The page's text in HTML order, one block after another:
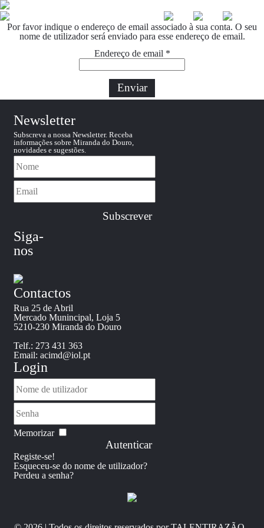
Por favor indique o endereço de email associado à sua conta. O seu
nome de utilizador será enviado para esse endereço de email.
Endereço de email*
Enviar
Newsletter
Subscreva a nossa Newsletter. Receba
informações sobre Miranda do Douro,
novidades e sugestões.
Siga-
nos
Contactos
Rua 25 de Abril
Mercado Munincipal, Loja 5
5210-230 Miranda do Douro
Telf.: 273 431 363
Email: acimd@iol.pt
Login
Memorizar
Autenticar
Registe-se!
Esqueceu-se do nome de utilizador?
Perdeu a senha?